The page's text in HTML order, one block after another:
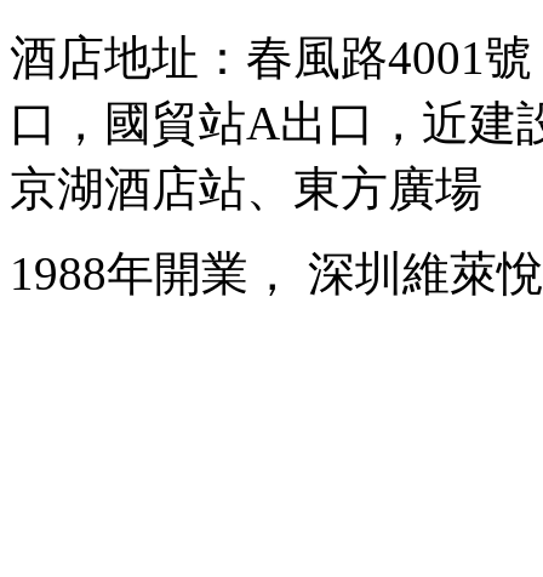
酒店地址：春風路4001
口，國貿站A出口，近建
京湖酒店站、東方廣場
1988年開業， 深圳維